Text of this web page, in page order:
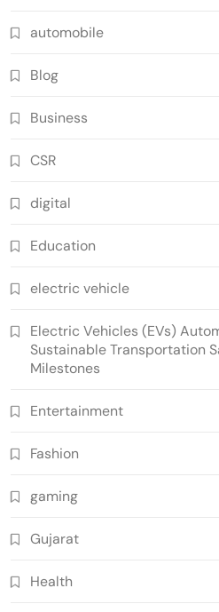
automobile
Blog
Business
CSR
digital
Education
electric vehicle
Electric Vehicles (EVs)
Sustainable Transportation
Milestones
Entertainment
Fashion
gaming
Gujarat
Health